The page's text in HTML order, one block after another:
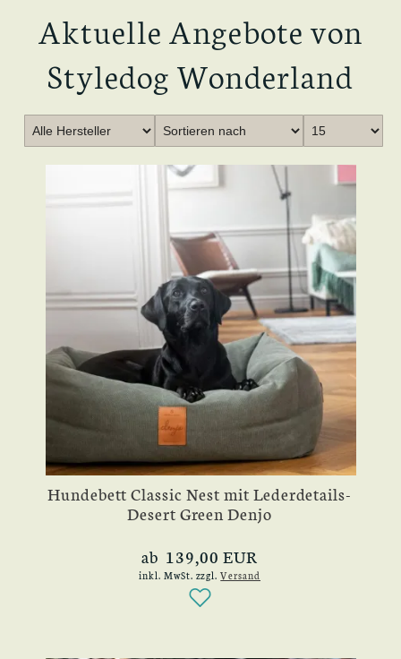
Aktuelle Angebote von
Styledog Wonderland
Sortieren nach
Hundebett Classic Nest mit Lederdetails-
Desert Green Denjo
ab 139,00 EUR
inkl. MwSt. zzgl.Versand